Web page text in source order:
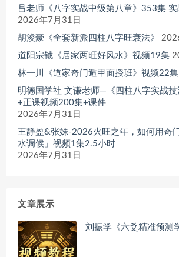
吕老师《八字实战中级第八章》353集
2026年7月31日
胡浚豪《全套新派四柱八字旺衰法》
道阳宗钺《居家两旺好风水》视频19集
林一川《道家奇门遁甲面授班》视频22集
明德国学社 文谦老师—《四柱八字实战
+正课视频200集+课件
2026年7月31日
王静盈&张姝-2026火旺之年，如何用奇
水调候」视频1集2.5小时
2026年7月31日
文章展示
刘振学《六爻精准预测